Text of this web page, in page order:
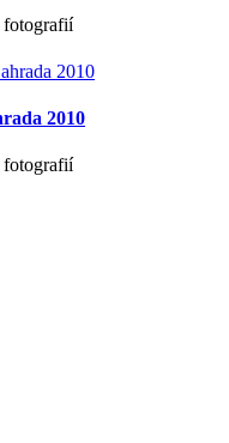
fotografií
2010
fotografií